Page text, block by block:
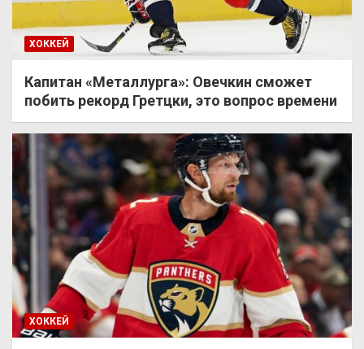
ХОККЕЙ
Капитан «Металлурга»: Овечкин сможет
побить рекорд Гретцки, это вопрос времени
ХОККЕЙ